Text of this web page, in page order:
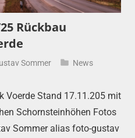
Rückbau
Sommer News
Voerde Stand 17.11.205 mit
Schornsteinhöhen Fotos
Sommer alias foto-gustav